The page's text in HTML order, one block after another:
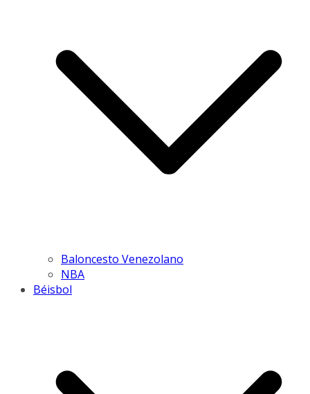
Baloncesto Venezolano
NBA
Béisbol